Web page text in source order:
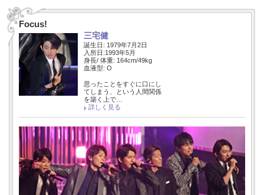
Focus!
三宅健
誕生日: 1979年7月2日
入所日:1993年5月
身長/ 体重: 164cm/49kg
血液型: O
思ったことをすぐに口にし
てしまう、という人間関係
を築く上で…
詳しく見る